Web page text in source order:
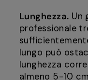
Lunghezza. Un
professionale
lungo può
lunghezza
almeno 5-10